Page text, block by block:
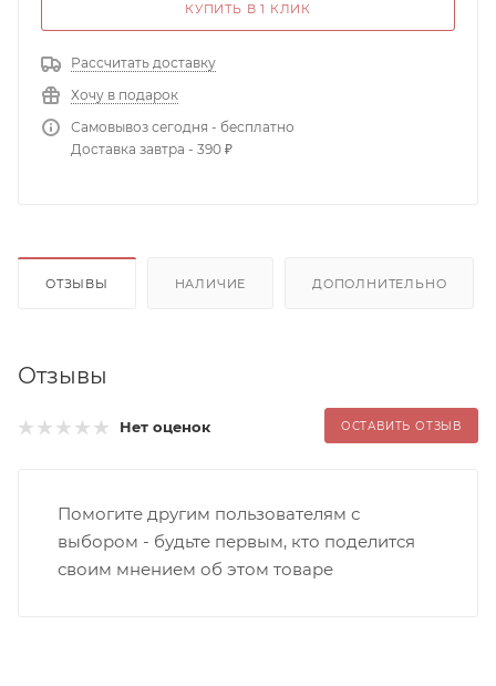
КУПИТЬ В 1 КЛИК
Рассчитать доставку
Хочу в подарок
Самовывоз сегодня - бесплатно
Доставка завтра - 390 ₽
ОТЗЫВЫ НАЛИЧИЕ ДОПОЛНИТЕЛЬНО
Отзывы
Нет оценок ОСТАВИТЬ ОТЗЫВ
Помогите другим пользователям с
выбором - будьте первым, кто поделится
своим мнением об этом товаре